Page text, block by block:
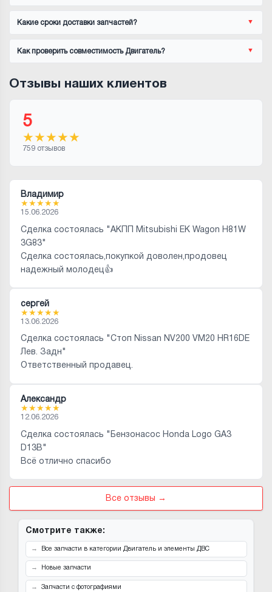
Какие сроки доставки запчастей?
Как проверить совместимость Двигатель?
Отзывы наших клиентов
5
★★★★★
759 отзывов
Владимир
★★★★★
15.06.2026
Сделка состоялась "АКПП Mitsubishi EK Wagon H81W
3G83"
Сделка состоялась,покупкой доволен,продовец
надежный молодец👍
сергей
★★★★★
13.06.2026
Сделка состоялась "Стоп Nissan NV200 VM20 HR16DE
Лев. Задн"
Ответственный продавец.
Александр
★★★★★
12.06.2026
Сделка состоялась "Бензонасос Honda Logo GA3
D13B"
Всё отлично спасибо
Все отзывы →
Смотрите также:
Все запчасти в категории Двигатель и элементы ДВС
Новые запчасти
Запчасти с фотографиями